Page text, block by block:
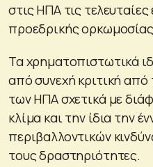
στις ΗΠΑ τις
προεδρικής
Τα χρηματοπιστωτικά
από συνεχή κριτική
των ΗΠΑ σχετικά με
κλίμα και την ίδια την
περιβαλλοντικών
τους δραστηριότητες.